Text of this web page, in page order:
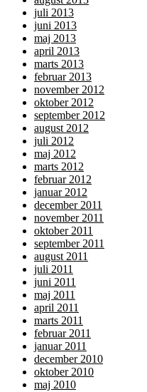
juli 2013
juni 2013
maj 2013
april 2013
marts 2013
februar 2013
november 2012
oktober 2012
september 2012
august 2012
juli 2012
maj 2012
marts 2012
februar 2012
januar 2012
december 2011
november 2011
oktober 2011
september 2011
august 2011
juli 2011
juni 2011
maj 2011
april 2011
marts 2011
februar 2011
januar 2011
december 2010
oktober 2010
maj 2010